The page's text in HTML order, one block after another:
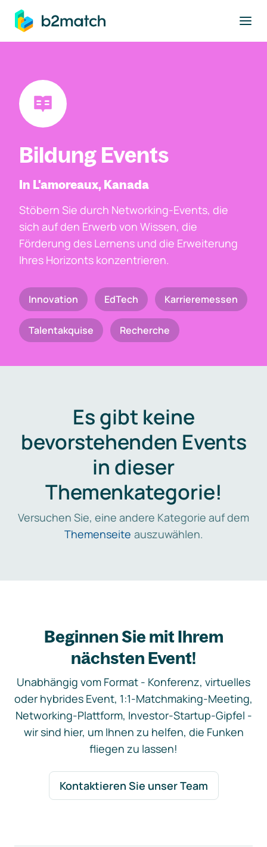
springen
Bildung Events
In L'amoreaux, Kanada
Stöbern Sie durch Networking-Events, die
sich auf den Erwerb von Wissen, die
Förderung des Lernens und die Erweiterung
Ihres Horizonts konzentrieren.
Innovation EdTech Karrieremessen
Talentakquise Recherche
Es gibt keine
bevorstehenden Events
in dieser
Themenkategorie!
Versuchen Sie, eine andere Kategorie auf dem
Themenseite auszuwählen.
Beginnen Sie mit Ihrem
nächsten Event!
Unabhängig vom Format - Konferenz, virtuelles
oder hybrides Event, 1:1-Matchmaking-Meeting,
Networking-Plattform, Investor-Startup-Gipfel -
wir sind hier, um Ihnen zu helfen, die Funken
fliegen zu lassen!
Kontaktieren Sie unser Team